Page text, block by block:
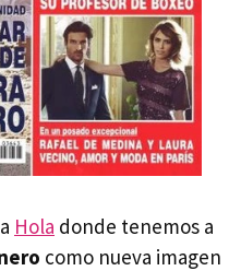
Hola donde tenemos a
como nueva imagen